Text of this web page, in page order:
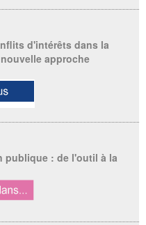
d'intérêts dans la
approche
publique : de l'outil à la